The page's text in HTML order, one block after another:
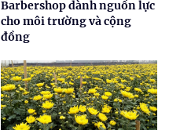
Barbershop dành nguồn lực
cho môi trường và cộng
đồng